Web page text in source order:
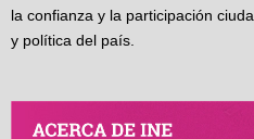
la confianza y la participación
y política del país.